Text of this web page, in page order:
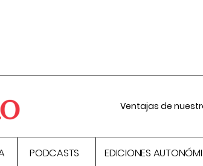
Ventajas de
PODCASTS EDICIONES